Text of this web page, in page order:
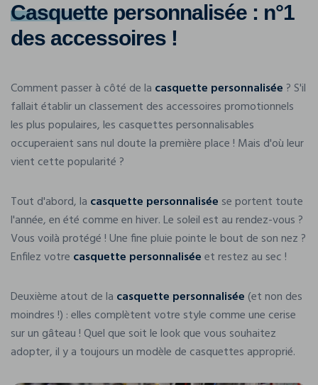
Casquette personnalisée : n°1
des accessoires !
Comment passer à côté de la casquette personnalisée ? S'il
fallait établir un classement des accessoires promotionnels
les plus populaires, les casquettes personnalisables
occuperaient sans nul doute la première place ! Mais d'où leur
vient cette popularité ?
Tout d'abord, la casquette personnalisée se portent toute
l'année, en été comme en hiver. Le soleil est au rendez-vous ?
Vous voilà protégé ! Une fine pluie pointe le bout de son nez ?
Enfilez votre casquette personnaliséeet restez au sec !
Deuxième atout de la casquette personnalisée (et non des
moindres !) : elles complètent votre style comme une cerise
sur un gâteau ! Quel que soit le look que vous souhaitez
adopter, il y a toujours un modèle de casquettes approprié.